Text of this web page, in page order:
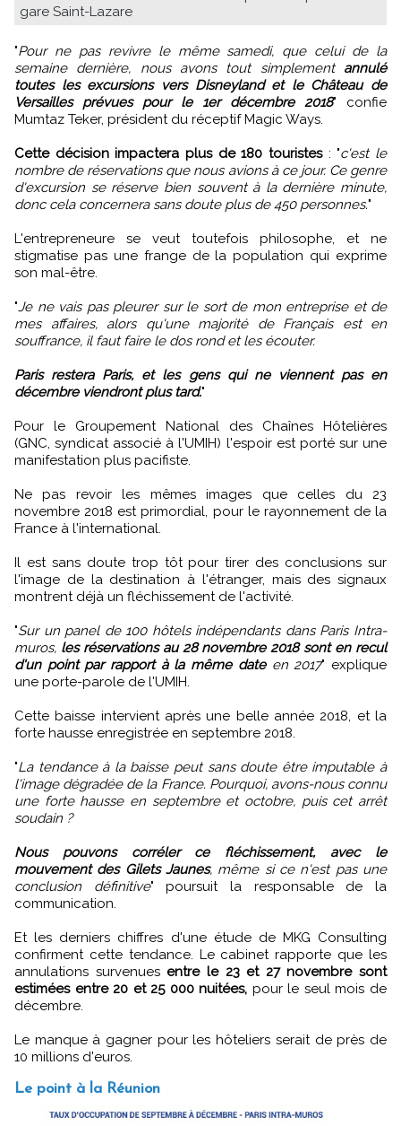
gare Saint-Lazare
"Pour ne pas revivre le même samedi, que celui de la
semaine dernière, nous avons tout simplement annulé
toutes les excursions vers Disneyland et le Château de
Versailles prévues pour le 1er décembre 2018" confie
Mumtaz Teker, président du réceptif Magic Ways.
Cette décision impactera plus de 180 touristes: "c'est le
nombre de réservations que nous avions à ce jour. Ce genre
d'excursion se réserve bien souvent à la dernière minute,
donc cela concernera sans doute plus de 450 personnes."
L'entrepreneure se veut toutefois philosophe, et ne
stigmatise pas une frange de la population qui exprime
son mal-être.
"Je ne vais pas pleurer sur le sort de mon entreprise et de
mes affaires, alors qu'une majorité de Français est en
souffrance, il faut faire le dos rond et les écouter.
Paris restera Paris, et les gens qui ne viennent pas en
décembre viendront plus tard."
Pour le Groupement National des Chaînes Hôtelières
(GNC, syndicat associé à l'UMIH) l'espoir est porté sur une
manifestation plus pacifiste.
Ne pas revoir les mêmes images que celles du 23
novembre 2018 est primordial, pour le rayonnement de la
France à l'international.
Il est sans doute trop tôt pour tirer des conclusions sur
l'image de la destination à l'étranger, mais des signaux
montrent déjà un fléchissement de l'activité.
"Sur un panel de 100 hôtels indépendants dans Paris Intra-
muros, les réservations au 28 novembre 2018 sont en recul
d'un point par rapport à la même dateen 2017" explique
une porte-parole de l'UMIH.
Cette baisse intervient après une belle année 2018, et la
forte hausse enregistrée en septembre 2018.
"La tendance à la baisse peut sans doute être imputable à
l'image dégradée de la France. Pourquoi, avons-nous connu
une forte hausse en septembre et octobre, puis cet arrêt
soudain ?
Nous pouvons corréler ce fléchissement, avec le
mouvement des Gilets Jaunes, même si ce n'est pas une
conclusion définitive" poursuit la responsable de la
communication.
Et les derniers chiffres d'une étude de MKG Consulting
confirment cette tendance. Le cabinet rapporte que les
annulations survenues entre le 23 et 27 novembre sont
estimées entre 20 et 25 000 nuitées, pour le seul mois de
décembre.
Le manque à gagner pour les hôteliers serait de près de
10 millions d'euros.
Le point à la Réunion